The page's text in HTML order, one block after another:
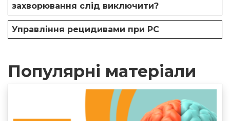
захворювання слід виключити?
Управління рецидивами при РС
Популярні матеріали